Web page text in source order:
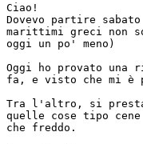
Ciao!
Dovevo partire
marittimi greci non
oggi un po' meno)
Oggi ho provato
fa, e visto che mi è
Tra l'altro, si
quelle cose tipo
che freddo.